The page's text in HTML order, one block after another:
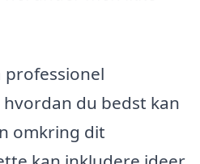
professionel
du bedst kan
omkring dit